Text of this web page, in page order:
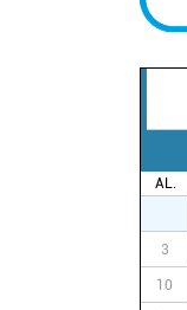
AL.
3
10